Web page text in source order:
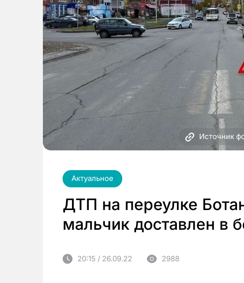
Источник
Актуальное
ДТП на переулке
мальчик доставлен в
20:15 / 26.09.22 2988